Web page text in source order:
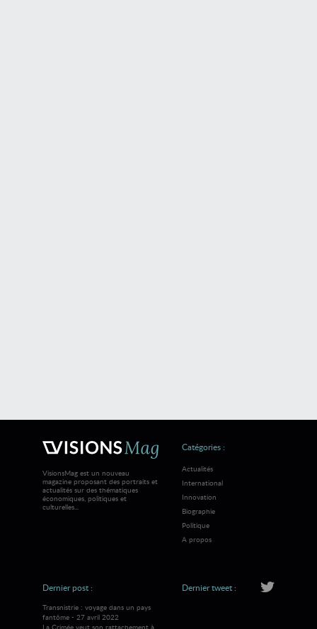
VisionsMag est un nouveau
magazine proposant des portraits et
actualités sur des thématiques
économiques, politiques et
culturelles...
Catégories :
Actualités
International
Innovation
Biographie
Politique
A propos
Dernier post :
Transnistrie : voyage dans un pays
fantôme - 27 avril 2022
La Crimée veut son rattachement à
Dernier tweet :